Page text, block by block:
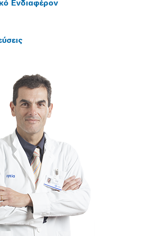
Ενδιαφέρον